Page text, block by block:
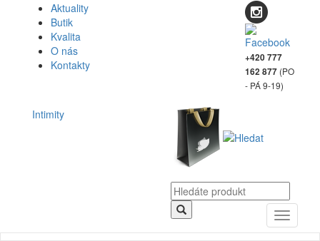
Aktuality
Butik
Kvalita
O nás
Kontakty
+420 777
162 877 (PO
- PÁ 9-19)
Intimity
Toggle